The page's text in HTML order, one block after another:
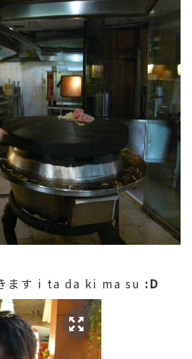
ます i ta da ki ma su :D